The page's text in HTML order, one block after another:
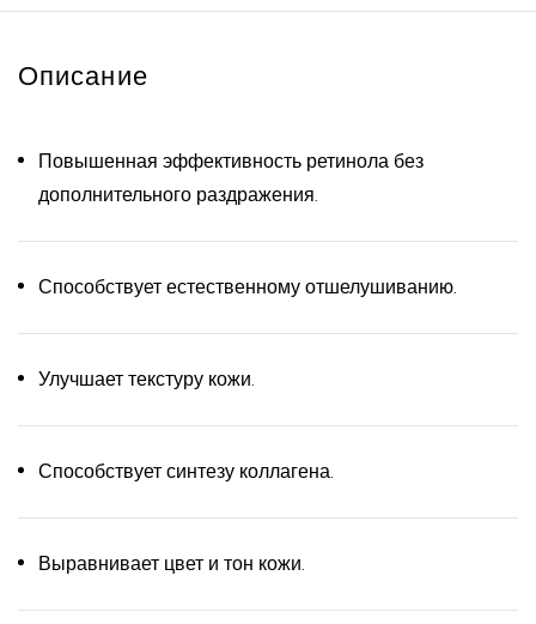
Описание
Повышенная эффективность ретинола без
дополнительного раздражения.
Способствует естественному отшелушиванию.
Улучшает текстуру кожи.
Способствует синтезу коллагена.
Выравнивает цвет и тон кожи.